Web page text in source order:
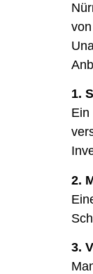
1.
Ein
2.
3.